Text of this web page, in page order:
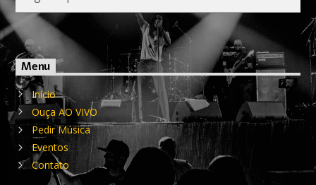
Menu
Início
Ouça AO VIVO
Pedir Música
Eventos
Contato